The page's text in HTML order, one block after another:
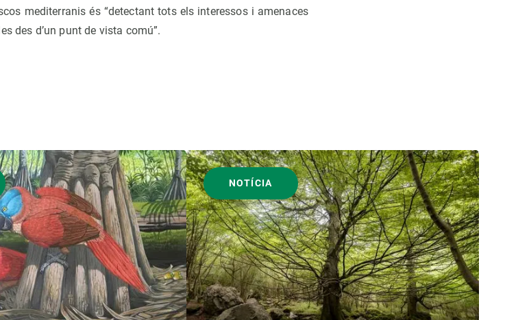
mediterranis és “detectant tots els interessos i amenaces
des d’un punt de vista comú”.
NOTÍCIA